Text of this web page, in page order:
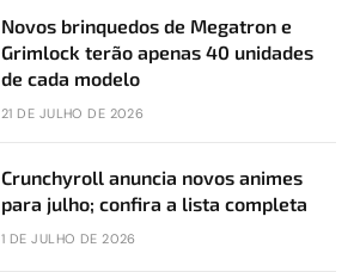
Novos brinquedos de Megatron e
Grimlock terão apenas 40 unidades
de cada modelo
21 DE JULHO DE 2026
Crunchyroll anuncia novos animes
para julho; confira a lista completa
1 DE JULHO DE 2026